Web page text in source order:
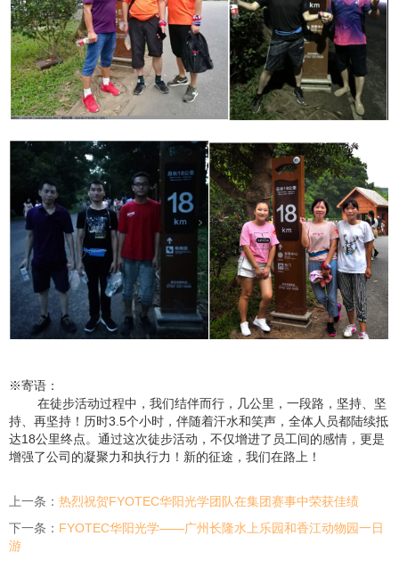
※寄语：
在徒步活动过程中，我们结伴而行，几公里，一段路，坚持、坚
持、再坚持！ 历时3.5个小时，伴随着汗水和笑声，全体人员都陆续抵
达18公里终点。通过这次徒步活动，不仅增进了员工间的感情，更是
增强了公司的凝聚力和执行力！ 新的征途，我们在路上！
上一条： 热烈祝贺FYOTEC华阳光学团队在集团赛事中荣获佳绩
下一条： FYOTEC华阳光学——广州长隆水上乐园和香江动物园一日
游